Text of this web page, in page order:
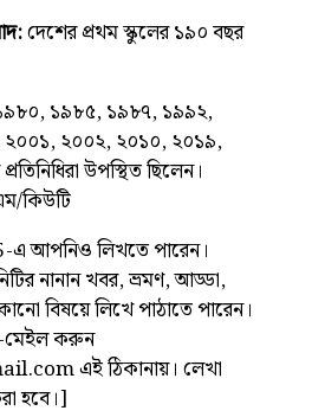
দেশের প্রথম স্কুলের ১৯০ বছর
১৯৮৫, ১৯৮৭, ১৯৯২,
২০০২, ২০১০, ২০১৯,
উপস্থিত ছিলেন।
কিউটি
এ আপনিও লিখতে পারেন।
নানান খবর, ভ্রমণ, আড্ডা,
বিষয়ে লিখে পাঠাতে পারেন।
ই-মেইল করুন
এই ঠিকানায়। লেখা
হবে।]